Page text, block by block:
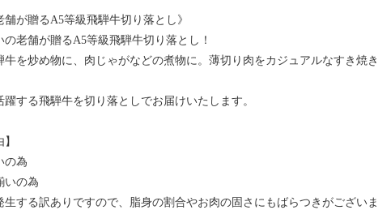
舗が贈るA5等級飛騨牛切り落とし》
老舗が贈るA5等級飛騨牛切り落とし！
牛を炒め物に、肉じゃがなどの煮物に。薄切り肉をカジュアルなすき焼き
する飛騨牛を切り落としでお届けいたします。
の為
いの為
する訳ありですので、脂身の割合やお肉の固さにもばらつきがございま